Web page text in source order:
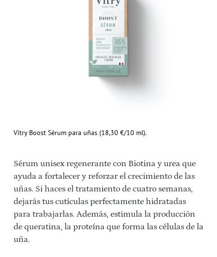
Vitry Boost Sérum para uñas (18,30 €/10 ml).
Sérum unisex regenerante con Biotina y urea que
ayuda a fortalecer y reforzar el crecimiento de las
uñas. Si haces el tratamiento de cuatro semanas,
dejarás tus cutículas perfectamente hidratadas
para trabajarlas. Además, estimula la producción
de queratina, la proteína que forma las células de la
uña.